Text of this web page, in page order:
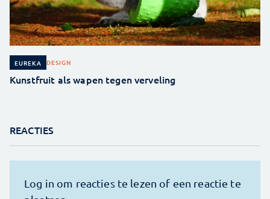
EUREKA DESIGN
Kunstfruit als wapen tegen verveling
REACTIES